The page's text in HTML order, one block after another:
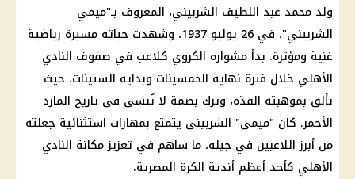
ولد محمد عبد اللطيف الشربيني، المعروف بـ"ميمي
الشربيني"، في 26 يوليو 1937، وشهدت حياته مسيرة رياضية
غنية ومؤثرة. بدأ مشواره الكروي كلاعب في صفوف النادي
الأهلي خلال فترة نهاية الخمسينات وبداية الستينات، حيث
تألق بموهبته الفذة، وترك بصمة لا تُنسى في تاريخ المارد
الأحمر. كان "ميمي" الشربيني يتمتع بمهارات استثنائية جعلته
من أبرز اللاعبين في جيله، ما ساهم في تعزيز مكانة النادي
الأهلي كأحد أعظم أندية الكرة المصرية.